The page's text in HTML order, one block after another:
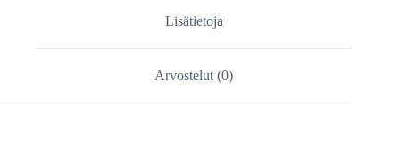
Lisätietoja
Arvostelut (0)